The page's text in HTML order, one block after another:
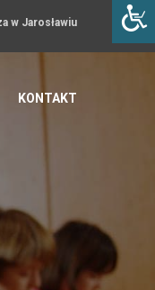
w Jarosławiu
KONTAKT